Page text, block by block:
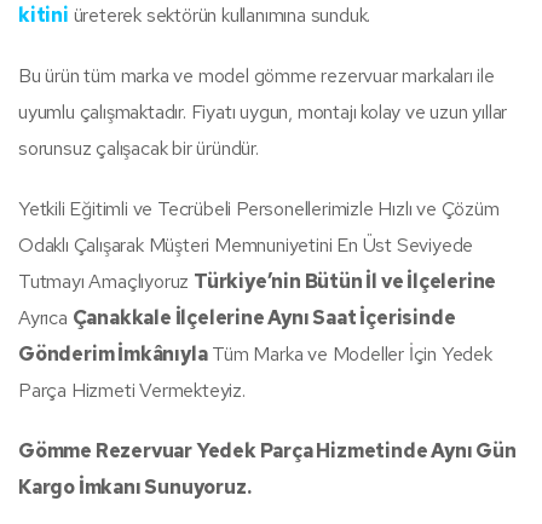
kitini üreterek sektörün kullanımına sunduk.
Bu ürün tüm marka ve model gömme rezervuar markaları ile
uyumlu çalışmaktadır. Fiyatı uygun, montajı kolay ve uzun yıllar
sorunsuz çalışacak bir üründür.
Yetkili Eğitimli ve Tecrübeli Personellerimizle Hızlı ve Çözüm
Odaklı Çalışarak Müşteri Memnuniyetini En Üst Seviyede
Tutmayı Amaçlıyoruz Türkiye’nin Bütün İl ve İlçelerine
Ayrıca Çanakkale İlçelerine Aynı Saat İçerisinde
Gönderim İmkânıylaTüm Marka ve Modeller İçin Yedek
Parça Hizmeti Vermekteyiz.
Gömme Rezervuar Yedek Parça Hizmetinde Aynı Gün
Kargo İmkanı Sunuyoruz.